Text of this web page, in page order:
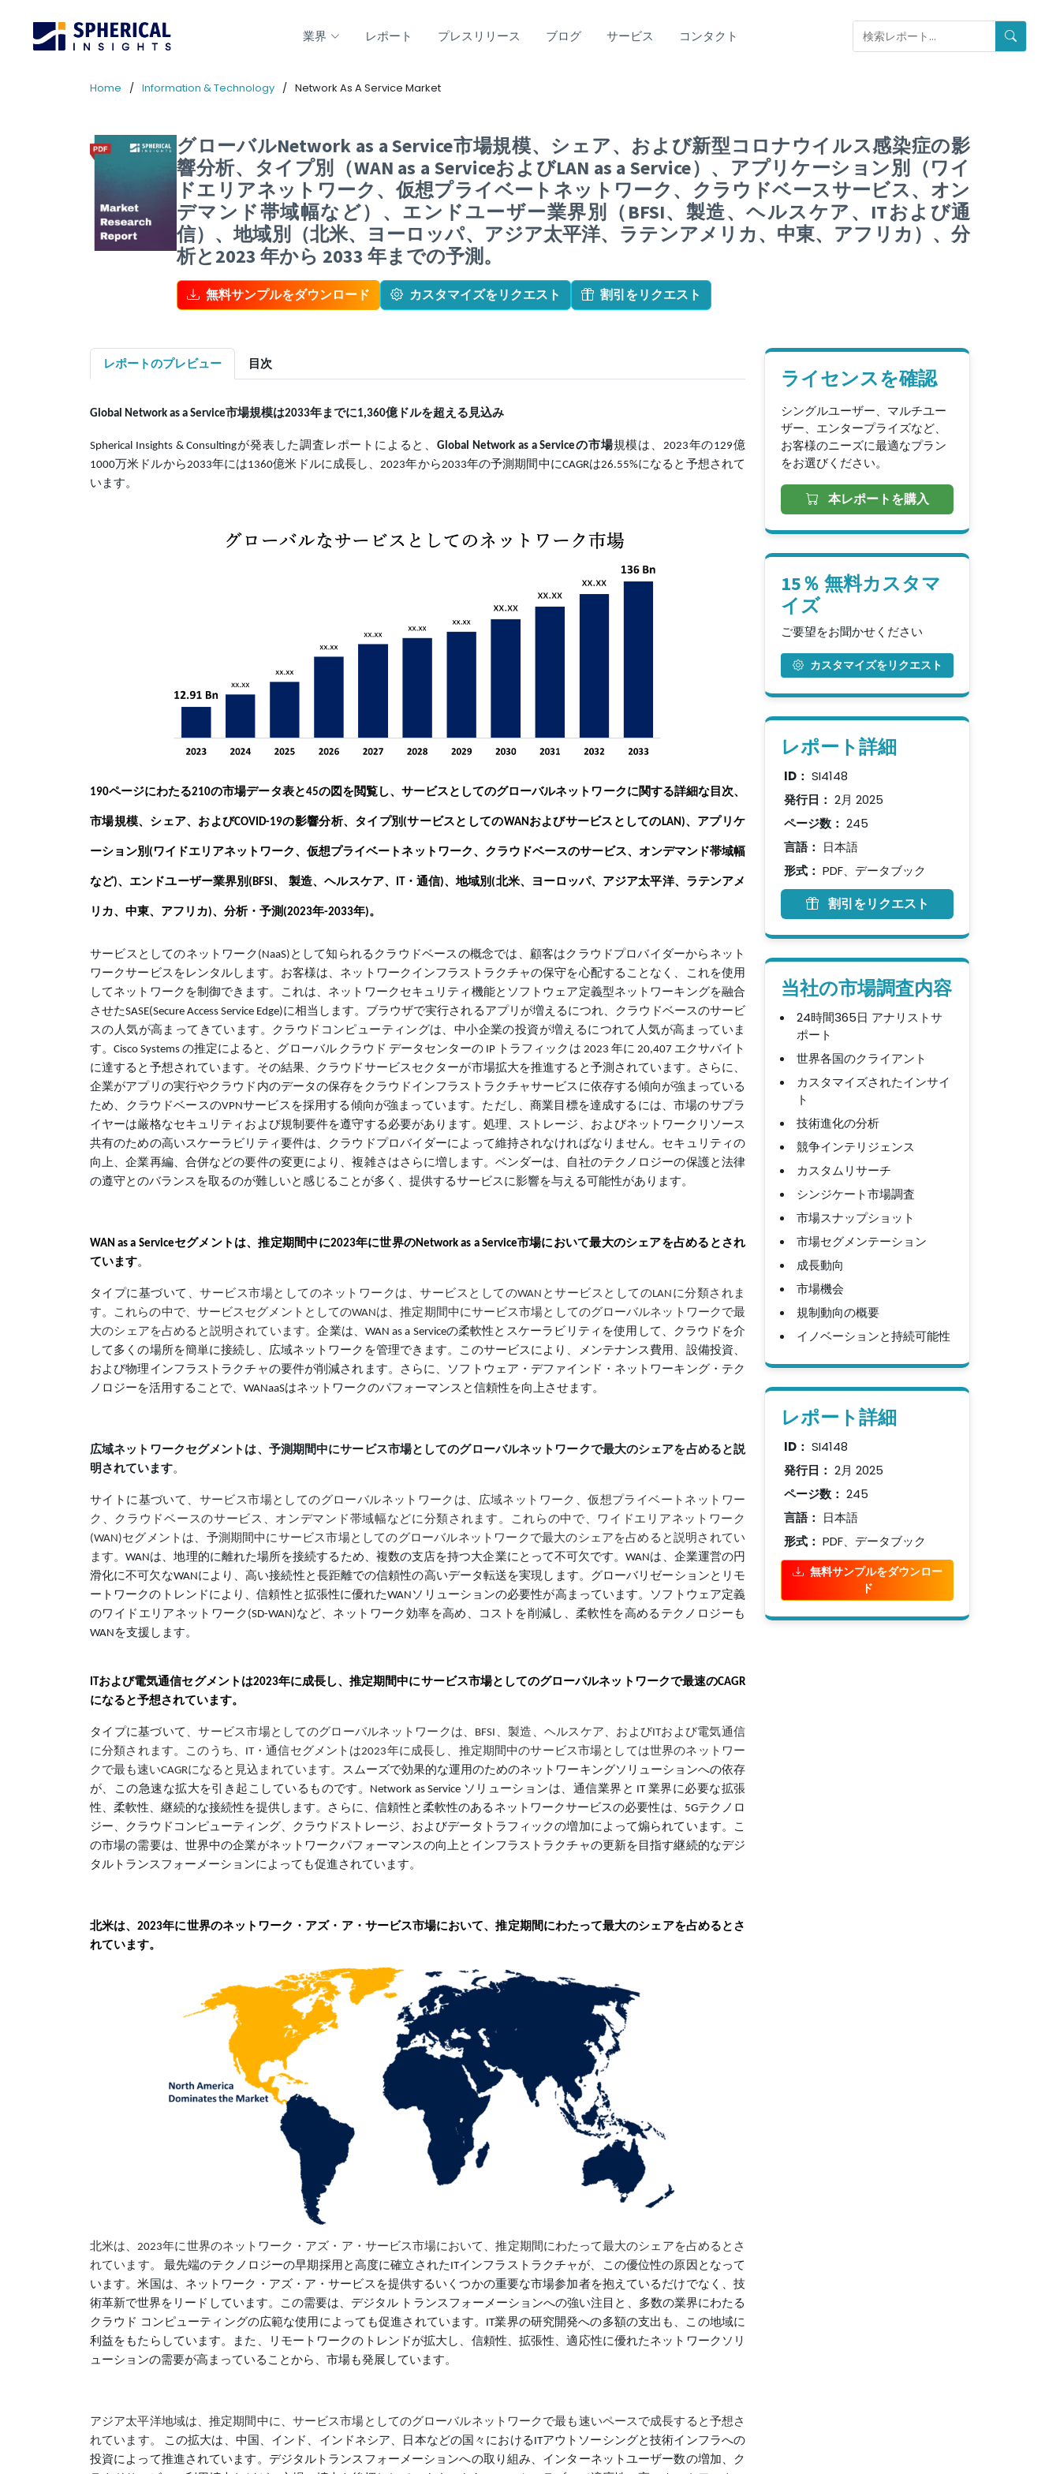
業界 レポート プレスリリース ブログ サービス コンタクト
Home Information & Technology Network As A Service Market
グローバルNetwork as a Service市場規模、シェア、および新型コロナウイルス感染症の影
響分析、タイプ別（WAN as a ServiceおよびLAN as a Service）、アプリケーション別（ワイ
ドエリアネットワーク、仮想プライベートネットワーク、クラウドベースサービス、オン
デマンド帯域幅など）、エンドユーザー業界別（BFSI、製造、ヘルスケア、ITおよび通
信）、地域別（北米、ヨーロッパ、アジア太平洋、ラテンアメリカ、中東、アフリカ）、分
析と2023 年から 2033 年までの予測。
無料サンプルをダウンロード カスタマイズをリクエスト 割引をリクエスト
レポートのプレビュー 目次
Global Network as a Service市場規模は2033年までに1,360億ドルを超える見込み
Spherical Insights & Consultingが発表した調査レポートによると、Global Network as a Serviceの市場規模は、2023年の129億
1000万米ドルから2033年には1360億米ドルに成長し、2023年から2033年の予測期間中にCAGRは26.55%になると予想されて
います。
190ページにわたる210の市場データ表と45の図を閲覧し、 サービスとしてのグローバルネットワークに関する詳細な目次、
市場規模、シェア、およびCOVID-19の影響分析、タイプ別 (サービスとしてのWANおよびサービスとしてのLAN)、アプリケ
ーション別 ( ワイドエリアネットワーク、仮想プライベートネットワーク、クラウドベースのサービス、オンデマンド帯域幅
など)、エンドユーザー業界別 (BFSI、 製造、ヘルスケア、 IT・通信)、地域別 (北米、ヨーロッパ、アジア太平洋、ラテンアメ
リカ、中東、アフリカ)、分析・予測 (2023年-2033年)。
サービスとしてのネットワーク(NaaS)として知られるクラウドベースの概念では、顧客はクラウドプロバイダーからネット
ワークサービスをレンタルします。お客様は、ネットワークインフラストラクチャの保守を心配することなく、これを使用
してネットワークを制御できます。これは、ネットワークセキュリティ機能とソフトウェア定義型ネットワーキングを融合
させたSASE(Secure Access Service Edge)に相当します。ブラウザで実行されるアプリが増えるにつれ、クラウドベースのサービ
スの人気が高まってきています。クラウドコンピューティングは、中小企業の投資が増えるにつれて人気が高まっていま
す。Cisco Systems の推定によると、グローバル クラウド データセンターの IP トラフィックは 2023 年に 20,407 エクサバイト
に達すると予想されています。その結果、クラウドサービスセクターが市場拡大を推進すると予測されています。さらに、
企業がアプリの実行やクラウド内のデータの保存をクラウドインフラストラクチャサービスに依存する傾向が強まっている
ため、クラウドベースのVPNサービスを採用する傾向が強まっています。ただし、商業目標を達成するには、市場のサプラ
イヤーは厳格なセキュリティおよび規制要件を遵守する必要があります。処理、ストレージ、およびネットワークリソース
共有のための高いスケーラビリティ要件は、クラウドプロバイダーによって維持されなければなりません。セキュリティの
向上、企業再編、合併などの要件の変更により、複雑さはさらに増します。ベンダーは、自社のテクノロジーの保護と法律
の遵守とのバランスを取るのが難しいと感じることが多く、提供するサービスに影響を与える可能性があります。
WAN as a Serviceセグメントは、推定期間中に2023年に世界のNetwork as a Service市場において最大のシェアを占めるとされ
ています。
タイプに基づいて 、サービス市場としてのネットワークは、サービスとしてのWANとサービスとしてのLANに分類されま
す。これらの中で、サービスセグメントとしてのWANは、推定期間中にサービス市場としてのグローバルネットワークで最
大のシェアを占めると説明されています。企業は、WAN as a Serviceの柔軟性とスケーラビリティを使用して、クラウドを介
して多くの場所を簡単に接続し、広域ネットワークを管理できます。このサービスにより、メンテナンス費用、設備投資、
および物理インフラストラクチャの要件が削減されます。さらに、ソフトウェア・デファインド・ネットワーキング・テク
ノロジーを活用することで、WANaaSはネットワークのパフォーマンスと信頼性を向上させます。
広域ネットワークセグメントは、予測期間中にサービス市場としてのグローバルネットワークで最大のシェアを占めると説
明されています。
サイトに基づいて 、サービス市場としてのグローバルネットワークは、広域ネットワーク、仮想プライベートネットワー
ク、クラウドベースのサービス、オンデマンド帯域幅などに分類されます。これらの中で、ワイドエリアネットワーク
(WAN)セグメントは、予測期間中にサービス市場としてのグローバルネットワークで最大のシェアを占めると説明されてい
ます。WANは、地理的に離れた場所を接続するため、複数の支店を持つ大企業にとって不可欠です。WANは、企業運営の円
滑化に不可欠なWANにより、高い接続性と長距離での信頼性の高いデータ転送を実現します。グローバリゼーションとリモ
ートワークのトレンドにより、信頼性と拡張性に優れたWANソリューションの必要性が高まっています。ソフトウェア定義
のワイドエリアネットワーク(SD-WAN)など、ネットワーク効率を高め、コストを削減し、柔軟性を高めるテクノロジーも
WANを支援します。
ITおよび電気通信セグメントは2023年に成長し、推定期間中にサービス市場としてのグローバルネットワークで最速のCAGR
になると予想されています。
タイプに基づいて 、サービス市場としてのグローバルネットワークは、BFSI、製造、ヘルスケア、およびITおよび電気通信
に分類されます。このうち、IT・通信セグメントは2023年に成長し、推定期間中のサービス市場としては世界のネットワー
クで最も速いCAGRになると見込まれています。 スムーズで効果的な運用のためのネットワーキングソリューションへの依存
が、この急速な拡大を引き起こしているものです。Network as Service ソリューションは、通信業界と IT 業界に必要な拡張
性、柔軟性、継続的な接続性を提供します。さらに、信頼性と柔軟性のあるネットワークサービスの必要性は、5Gテクノロ
ジー、クラウドコンピューティング、クラウドストレージ、およびデータトラフィックの増加によって煽られています。こ
の市場の需要は、世界中の企業がネットワークパフォーマンスの向上とインフラストラクチャの更新を目指す継続的なデジ
タルトランスフォーメーションによっても促進されています。
北米は、2023年に世界のネットワーク・アズ・ア・サービス市場において、推定期間にわたって最大のシェアを占めるとさ
れています。
北米は、2023年に世界のネットワーク・アズ・ア・サービス市場において、推定期間にわたって最大のシェアを占めるとさ
れています。 最先端のテクノロジーの早期採用と高度に確立されたITインフラストラクチャが、この優位性の原因となって
います。米国は、ネットワーク・アズ・ア・サービスを提供するいくつかの重要な市場参加者を抱えているだけでなく、技
術革新で世界をリードしています。この需要は、デジタル トランスフォーメーションへの強い注目と、多数の業界にわたる
クラウド コンピューティングの広範な使用によっても促進されています。IT業界の研究開発への多額の支出も、この地域に
利益をもたらしています。また、リモートワークのトレンドが拡大し、信頼性、拡張性、適応性に優れたネットワークソリ
ューションの需要が高まっていることから、市場も発展しています。
アジア太平洋地域は、推定期間中に、サービス市場としてのグローバルネットワークで最も速いペースで成長すると予想さ
れています。
この拡大は、中国、インド、インドネシア、日本などの国々におけるITアウトソーシングと技術インフラへの
投資によって推進されています。デジタルトランスフォーメーションへの取り組み、インターネットユーザー数の増加、ク
ライセンスを確認
シングルユーザー、マルチユー
ザー、エンタープライズなど、
お客様のニーズに最適なプラン
をお選びください。
本レポートを購入
15％ 無料カスタマ
イズ
ご要望をお聞かせください
カスタマイズをリクエスト
レポート詳細
ID： SI4148
発行日： 2月 2025
ページ数： 245
言語： 日本語
形式： PDF、データブック
割引をリクエスト
当社の市場調査内容
24時間365日 アナリストサ
ポート
世界各国のクライアント
カスタマイズされたインサイ
ト
技術進化の分析
競争インテリジェンス
カスタムリサーチ
シンジケート市場調査
市場スナップショット
市場セグメンテーション
成長動向
市場機会
規制動向の概要
イノベーションと持続可能性
レポート詳細
ID： SI4148
発行日： 2月 2025
ページ数： 245
言語： 日本語
形式： PDF、データブック
無料サンプルをダウンロー
ド